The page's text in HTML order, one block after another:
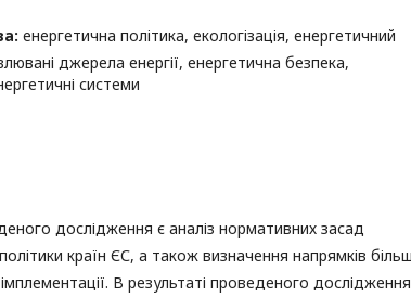
енергетична політика, екологізація, енергетичний
джерела енергії, енергетична безпека,
системи
дослідження є аналіз нормативних засад
країн ЄС, а також визначення напрямків більш
В результаті проведеного дослідження